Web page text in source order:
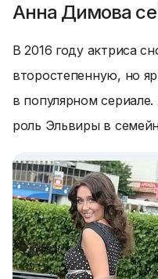
Анна Димова
В 2016 году актриса
второстепенную, но
в популярном
роль Эльвиры в